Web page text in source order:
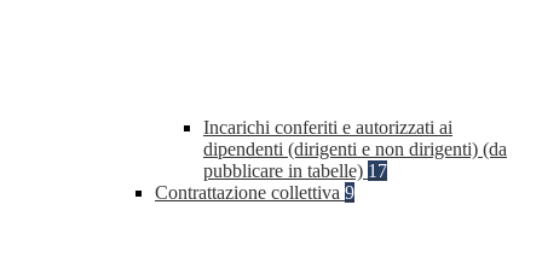
Incarichi conferiti e autorizzati ai
dipendenti (dirigenti e non dirigenti) (da
pubblicare in tabelle) 17
Contrattazione collettiva 9